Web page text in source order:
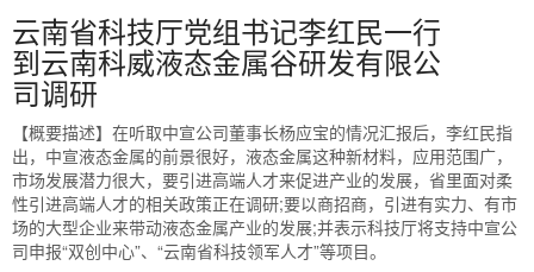
云南省科技厅党组书记李红民一行
到云南科威液态金属谷研发有限公
司调研
【概要描述】 在听取中宣公司董事长杨应宝的情况汇报后，李红民指
出，中宣液态金属的前景很好，液态金属这种新材料，应用范围广，
市场发展潜力很大，要引进高端人才来促进产业的发展，省里面对柔
性引进高端人才的相关政策正在调研;要以商招商，引进有实力、有市
场的大型企业来带动液态金属产业的发展;并表示科技厅将支持中宣公
司申报“双创中心”、“云南省科技领军人才”等项目。